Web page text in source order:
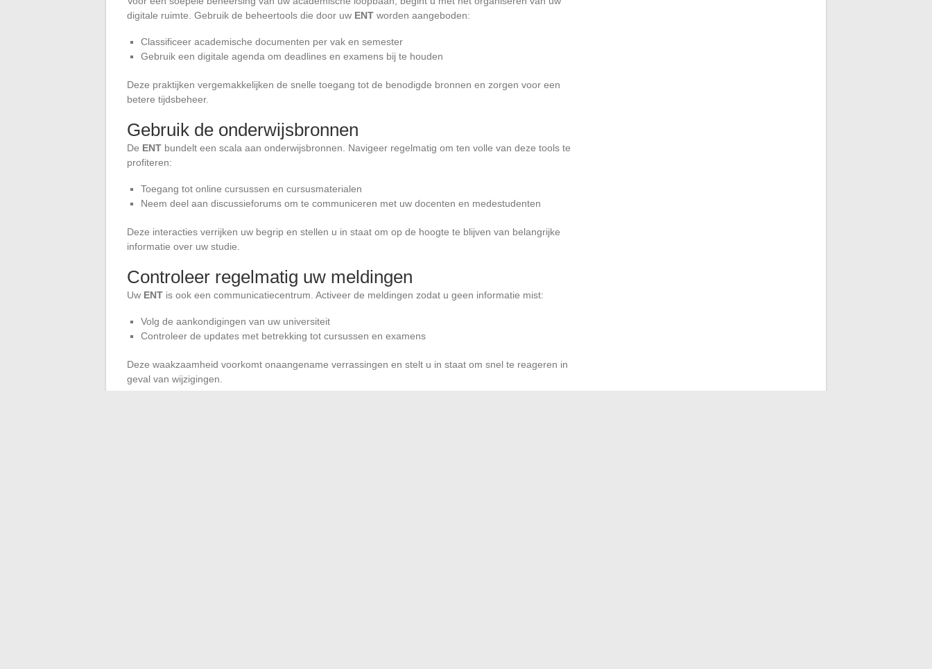
digitale ruimte. Gebruik de beheertools die door uw ENT worden aangeboden:
Classificeer academische documenten per vak en semester
Gebruik een digitale agenda om deadlines en examens bij te houden
Deze praktijken vergemakkelijken de snelle toegang tot de benodigde bronnen en zorgen voor een
betere tijdsbeheer.
Gebruik de onderwijsbronnen
De ENT bundelt een scala aan onderwijsbronnen. Navigeer regelmatig om ten volle van deze tools te
profiteren:
Toegang tot online cursussen en cursusmaterialen
Neem deel aan discussieforums om te communiceren met uw docenten en medestudenten
Deze interacties verrijken uw begrip en stellen u in staat om op de hoogte te blijven van belangrijke
informatie over uw studie.
Controleer regelmatig uw meldingen
Uw ENT is ook een communicatiecentrum. Activeer de meldingen zodat u geen informatie mist:
Volg de aankondigingen van uw universiteit
Controleer de updates met betrekking tot cursussen en examens
Deze waakzaamheid voorkomt onaangename verrassingen en stelt u in staat om snel te reageren in
geval van wijzigingen.